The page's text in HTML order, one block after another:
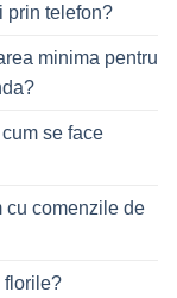
prin telefon?
minima pentru
se face
cu comenzile de
florile?